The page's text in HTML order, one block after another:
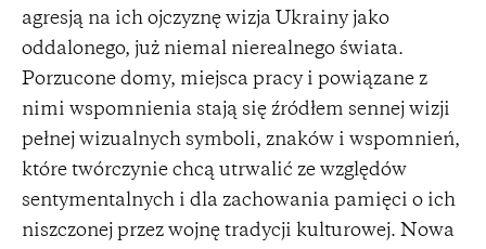
agresją na ich ojczyznę wizja Ukrainy jako
oddalonego, już niemal nierealnego świata.
Porzucone domy, miejsca pracy i powiązane z
nimi wspomnienia stają się źródłem sennej wizji
pełnej wizualnych symboli, znaków i wspomnień,
które twórczynie chcą utrwalić ze względów
sentymentalnych i dla zachowania pamięci o ich
niszczonej przez wojnę tradycji kulturowej. Nowa